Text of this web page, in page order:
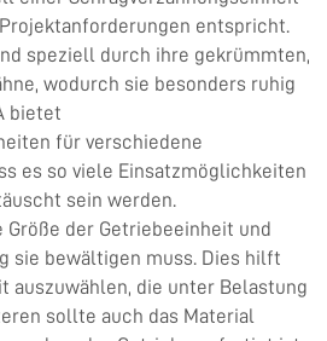
entspricht.
speziell durch ihre gekrümmten,
wodurch sie besonders ruhig
bietet
für verschiedene
es so viele Einsatzmöglichkeiten
sein werden.
der Getriebeeinheit und
sie bewältigen muss. Dies hilft
auszuwählen, die unter Belastung
sollte auch das Material